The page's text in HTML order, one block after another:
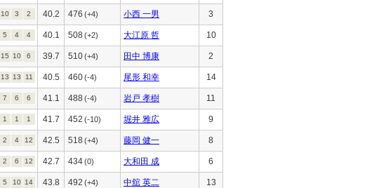
10 3 2 40.2 476 (+4) 小西 一男 3
5 4 4 40.1 508(+2) 大江原 哲 10
15 10 6 39.7 510(+4) 田中 博康 2
13 13 11 40.5 460(-4) 尾形 和幸 14
7 6 6 41.1 488 (-4) 岩戸 孝樹 11
1 1 1 41.7 452 (-10) 堀井 雅広 9
2 4 12 42.5 518 (+4) 藤岡 健一 8
2 6 12 42.7 434(0) 大和田 成 6
5 10 14 43.8 492 (+4) 中舘 英二 13